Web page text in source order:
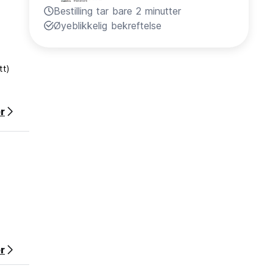
Bestilling tar bare 2 minutter
Øyeblikkelig bekreftelse